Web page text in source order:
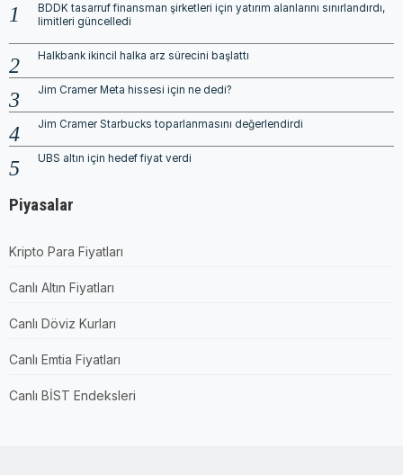
BDDK tasarruf finansman şirketleri için yatırım alanlarını sınırlandırdı,
limitleri güncelledi
Halkbank ikincil halka arz sürecini başlattı
Jim Cramer Meta hissesi için ne dedi?
Jim Cramer Starbucks toparlanmasını değerlendirdi
UBS altın için hedef fiyat verdi
Piyasalar
Kripto Para Fiyatları
Canlı Altın Fiyatları
Canlı Döviz Kurları
Canlı Emtia Fiyatları
Canlı BİST Endeksleri